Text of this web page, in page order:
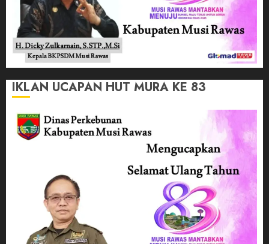
IKLAN UCAPAN HUT MURA KE 83